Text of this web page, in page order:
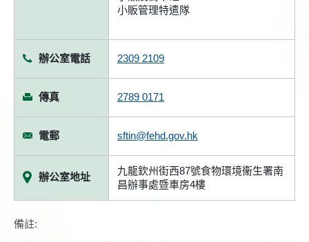
小販管理特遣隊
辦公室電話 2309 2109
傳真 2789 0171
電郵 sftin@fehd.gov.hk
辦公室地址
九龍欽州街西87號食物環境衞生署南
昌辦事處暨車房4樓
備註: